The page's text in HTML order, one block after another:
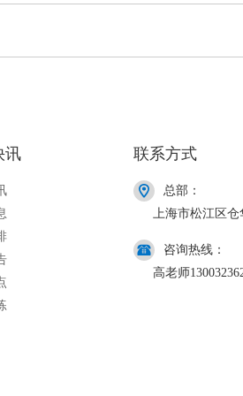
讯 联系方式
总部：
上海市松江区仓
咨询热线：
高老师